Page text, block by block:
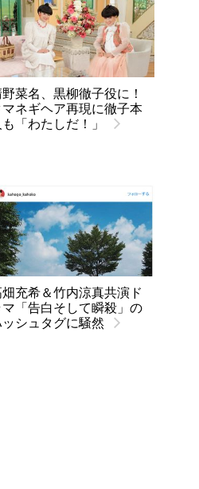
菜名、黒柳徹子役に！
マネギヘア再現に徹子本
「わたしだ！」
充希＆竹内涼真共演ド
「告白そして瞬殺」の
シュタグに騒然